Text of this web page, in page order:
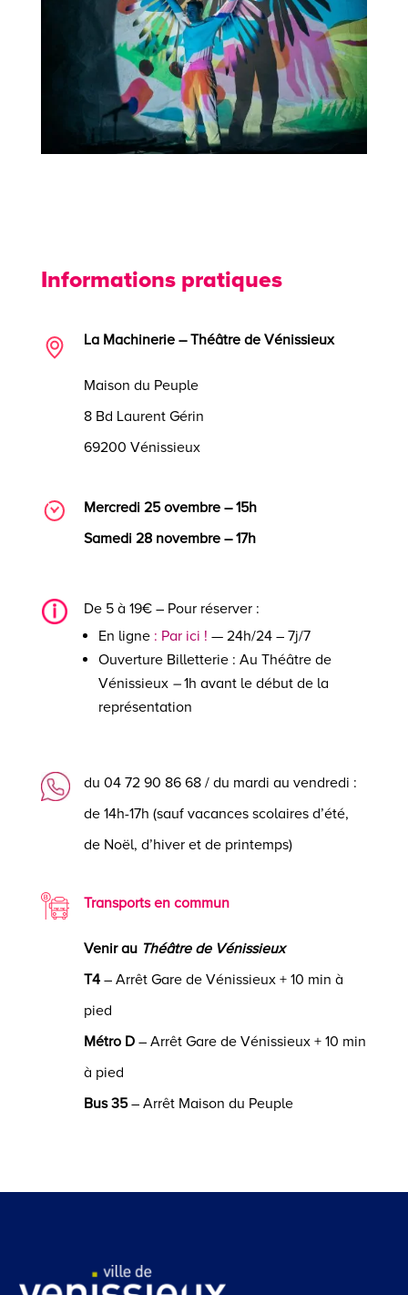
Informations pratiques
La Machinerie – Théâtre de Vénissieux
Maison du Peuple
8 Bd Laurent Gérin
69200 Vénissieux
Mercredi 25 ovembre – 15h
Samedi 28 novembre – 17h
De 5 à 19€ – Pour réserver :
En ligne : Par ici ! — 24h/24 – 7j/7
Ouverture Billetterie : Au Théâtre de
Vénissieux –1h avant le début de la
représentation
du 04 72 90 86 68 / du mardi au vendredi :
de 14h-17h (sauf vacances scolaires d’été,
de Noël, d’hiver et de printemps)
Transports en commun
Venir au Théâtre de Vénissieux
T4– Arrêt Gare de Vénissieux + 10 min à
pied
Métro D– Arrêt Gare de Vénissieux + 10 min
à pied
Bus 35– Arrêt Maison du Peuple